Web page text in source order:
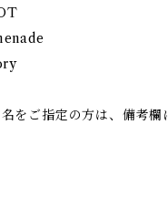
をご指定の方は、備考欄